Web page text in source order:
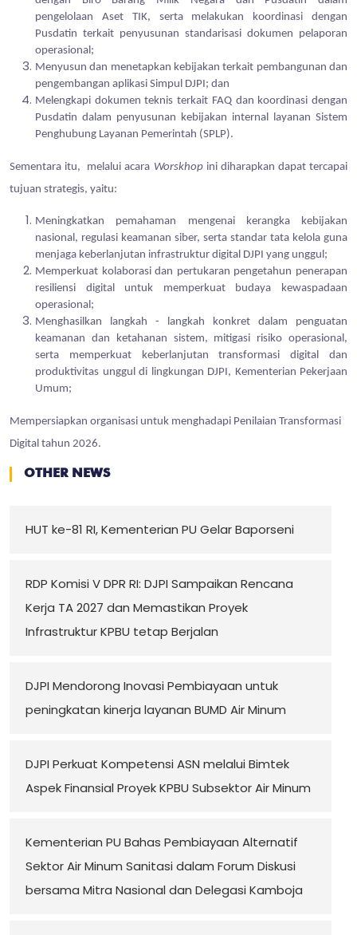
pengelolaan Aset TIK, serta melakukan koordinasi dengan
Pusdatin terkait penyusunan standarisasi dokumen pelaporan
operasional;
Menyusun dan menetapkan kebijakan terkait pembangunan dan
pengembangan aplikasi Simpul DJPI; dan
Melengkapi dokumen teknis terkait FAQ dan koordinasi dengan
Pusdatin dalam penyusunan kebijakan internal layanan Sistem
Penghubung Layanan Pemerintah (SPLP).
Sementara itu, melalui acara Worskhopini diharapkan dapat tercapai
tujuan strategis, yaitu:
Meningkatkan pemahaman mengenai kerangka kebijakan
nasional, regulasi keamanan siber, serta standar tata kelola guna
menjaga keberlanjutan infrastruktur digital DJPI yang unggul;
Memperkuat kolaborasi dan pertukaran pengetahun penerapan
resiliensi digital untuk memperkuat budaya kewaspadaan
operasional;
Menghasilkan langkah - langkah konkret dalam penguatan
keamanan dan ketahanan sistem, mitigasi risiko operasional,
serta memperkuat keberlanjutan transformasi digital dan
produktivitas unggul di lingkungan DJPI, Kementerian Pekerjaan
Umum;
Mempersiapkan organisasi untuk menghadapi Penilaian Transformasi
Digital tahun 2026.
OTHER NEWS
HUT ke-81 RI, Kementerian PU Gelar Baporseni
RDP Komisi V DPR RI: DJPI Sampaikan Rencana
Kerja TA 2027 dan Memastikan Proyek
Infrastruktur KPBU tetap Berjalan
DJPI Mendorong Inovasi Pembiayaan untuk
peningkatan kinerja layanan BUMD Air Minum
DJPI Perkuat Kompetensi ASN melalui Bimtek
Aspek Finansial Proyek KPBU Subsektor Air Minum
Kementerian PU Bahas Pembiayaan Alternatif
Sektor Air Minum Sanitasi dalam Forum Diskusi
bersama Mitra Nasional dan Delegasi Kamboja